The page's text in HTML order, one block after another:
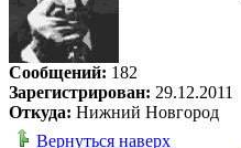
Сообщений: 182
Зарегистрирован: 29.12.2011
Откуда: Нижний Новгород
Вернуться наверх